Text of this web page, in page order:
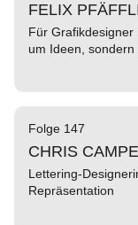
FELIX
Für
um Ideen, sondern
Folge 147
CHRIS CAMPE
Lettering-
Repräsentation